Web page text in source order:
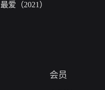
最爱（2021）
会员